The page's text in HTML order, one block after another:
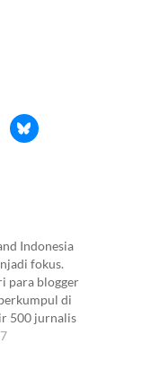
Indonesia
fokus.
para blogger
di
500 jurnalis
se-
masuk